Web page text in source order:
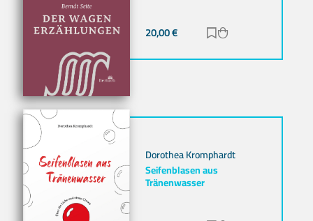
20,00€ Zur Merkliste
Dorothea Kromphardt
Seifenblasen aus
Tränenwasser